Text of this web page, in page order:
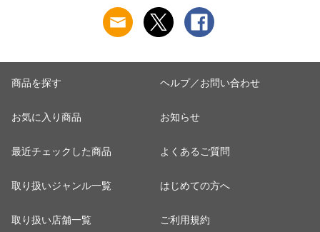
シア 【送料無料】
商品を探す
お気に入り商品
最近チェックした商品
取り扱いジャンル一覧
取り扱い店舗一覧
ヘルプ／お問い合わせ
お知らせ
よくあるご質問
はじめての方へ
ご利用規約